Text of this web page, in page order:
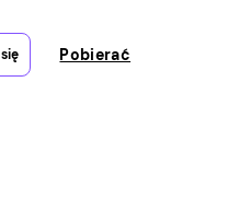
Pobierać